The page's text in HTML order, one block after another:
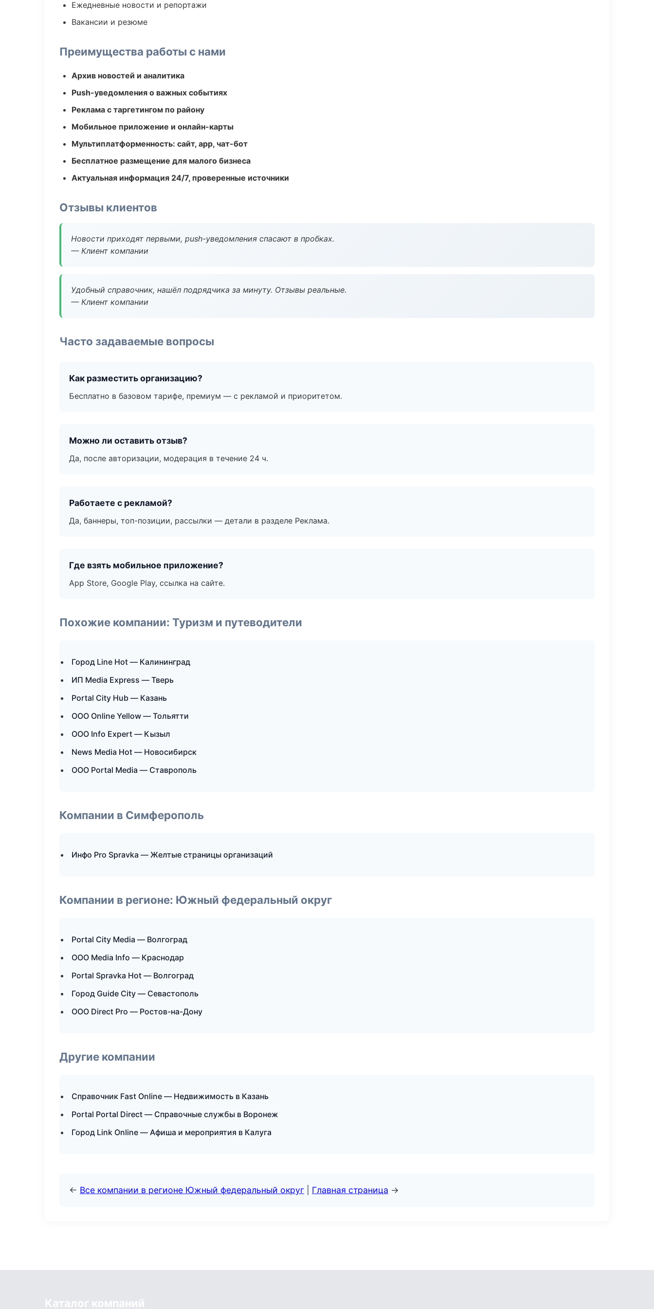
Ежедневные новости и репортажи
Вакансии и резюме
Преимущества работы с нами
Архив новостей и аналитика
Push-уведомления о важных событиях
Реклама с таргетингом по району
Мобильное приложение и онлайн-карты
Мультиплатформенность: сайт, app, чат-бот
Бесплатное размещение для малого бизнеса
Актуальная информация 24/7, проверенные источники
Отзывы клиентов
Новости приходят первыми, push-уведомления спасают в пробках.
— Клиент компании
Удобный справочник, нашёл подрядчика за минуту. Отзывы реальные.
— Клиент компании
Часто задаваемые вопросы
Как разместить организацию?
Бесплатно в базовом тарифе, премиум — с рекламой и приоритетом.
Можно ли оставить отзыв?
Да, после авторизации, модерация в течение 24 ч.
Работаете с рекламой?
Да, баннеры, топ-позиции, рассылки — детали в разделе Реклама.
Где взять мобильное приложение?
App Store, Google Play, ссылка на сайте.
Похожие компании: Туризм и путеводители
Город Line Hot — Калининград
ИП Media Express — Тверь
Portal City Hub — Казань
ООО Online Yellow — Тольятти
ООО Info Expert — Кызыл
News Media Hot — Новосибирск
ООО Portal Media — Ставрополь
Компании в Симферополь
Инфо Pro Spravka — Желтые страницы организаций
Компании в регионе: Южный федеральный округ
Portal City Media — Волгоград
ООО Media Info — Краснодар
Portal Spravka Hot — Волгоград
Город Guide City — Севастополь
ООО Direct Pro — Ростов-на-Дону
Другие компании
Справочник Fast Online — Недвижимость в Казань
Portal Portal Direct — Справочные службы в Воронеж
Город Link Online — Афиша и мероприятия в Калуга
← Все компании в регионе Южный федеральный округ Главная страница →
Каталог компаний